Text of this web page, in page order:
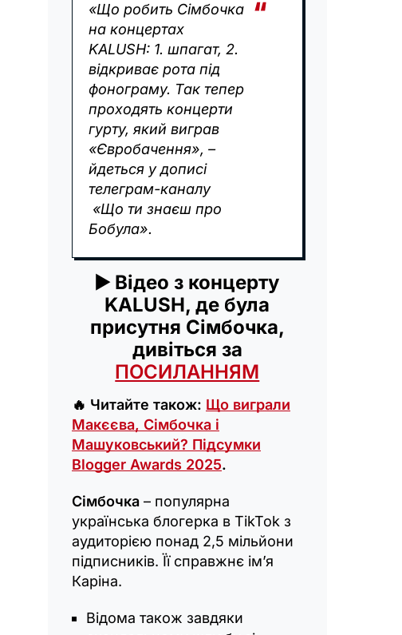
«Що робить Сімбочка
на концертах
KALUSH: 1. шпагат, 2.
відкриває рота під
фонограму. Так тепер
проходять концерти
гурту, який виграв
«Євробачення», –
йдеться у дописі
телеграм-каналу
«Що ти знаєш про
Бобула».
▶️ Відео з концерту
KALUSH, де була
присутня Сімбочка,
дивіться за
ПОСИЛАННЯМ
🔥 Читайте також: Що виграли
Макєєва, Сімбочка і
Машуковський? Підсумки
Blogger Awards 2025.
Сімбочка – популярна
українська блогерка в TikTok з
аудиторією понад 2,5 мільйони
підписників. Її справжнє ім’я
Каріна.
Відома також завдяки